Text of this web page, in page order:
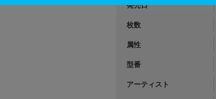
発売日
枚数
属性
型番
アーティスト